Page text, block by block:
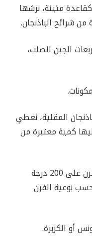
متينة، نرشها
شرائح الباذنجان.
الجبن الصلب،
المقلية، نغطي
كمية معتبرة من
نخبز الموساكا أو المصقعة في الفرن على 200 درجة
على حسب نوعية الفرن
أو الكزبرة.